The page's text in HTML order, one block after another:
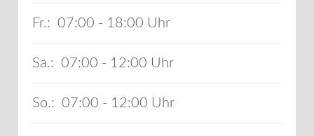
Fr.: 07:00 - 18:00
Sa.: 07:00 - 12:00
So.: 07:00 - 12:00